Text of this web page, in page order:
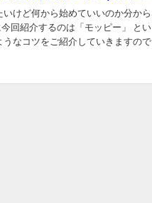
いけど何から始めていいのか分か
回紹介するのは「モッピー」 と
うなコツをご紹介していきますの